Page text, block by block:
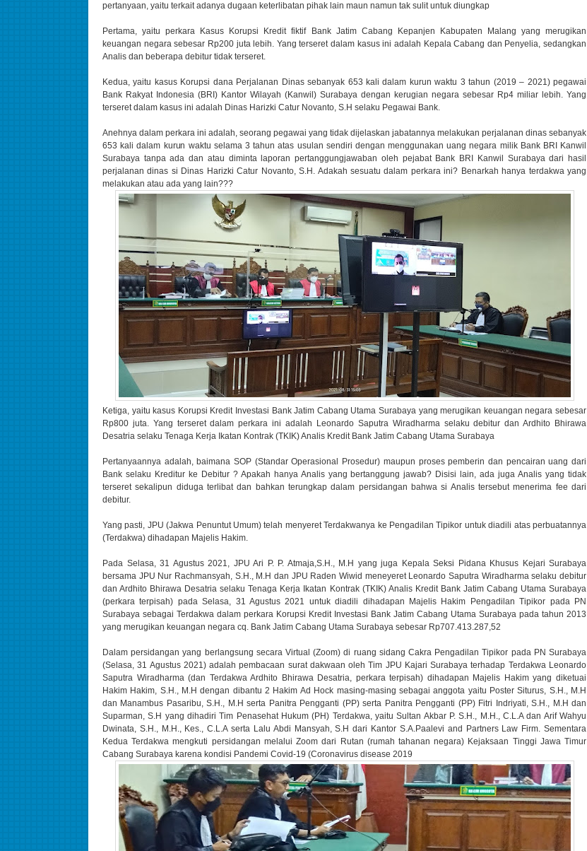
pertanyaan, yaitu terkait adanya dugaan keterlibatan pihak lain maun namun tak sulit untuk diungkap
Pertama, yaitu perkara Kasus Korupsi Kredit fiktif Bank Jatim Cabang Kepanjen Kabupaten Malang yang merugikan
keuangan negara sebesar Rp200 juta lebih. Yang terseret dalam kasus ini adalah Kepala Cabang dan Penyelia, sedangkan
Analis dan beberapa debitur tidak terseret.
Kedua, yaitu kasus Korupsi dana Perjalanan Dinas sebanyak 653 kali dalam kurun waktu 3 tahun (2019 – 2021) pegawai
Bank Rakyat Indonesia (BRI) Kantor Wilayah (Kanwil) Surabaya dengan kerugian negara sebesar Rp4 miliar lebih. Yang
terseret dalam kasus ini adalah Dinas Harizki Catur Novanto, S.H selaku Pegawai Bank.
Anehnya dalam perkara ini adalah, seorang pegawai yang tidak dijelaskan jabatannya melakukan perjalanan dinas sebanyak
653 kali dalam kurun waktu selama 3 tahun atas usulan sendiri dengan menggunakan uang negara milik Bank BRI Kanwil
Surabaya tanpa ada dan atau diminta laporan pertanggungjawaban oleh pejabat Bank BRI Kanwil Surabaya dari hasil
perjalanan dinas si Dinas Harizki Catur Novanto, S.H. Adakah sesuatu dalam perkara ini? Benarkah hanya terdakwa yang
melakukan atau ada yang lain???
Ketiga, yaitu kasus Korupsi Kredit Investasi Bank Jatim Cabang Utama Surabaya yang merugikan keuangan negara sebesar
Rp800 juta. Yang terseret dalam perkara ini adalah Leonardo Saputra Wiradharma selaku debitur dan Ardhito Bhirawa
Desatria selaku Tenaga Kerja Ikatan Kontrak (TKIK) Analis Kredit Bank Jatim Cabang Utama Surabaya
Pertanyaannya adalah, baimana SOP (Standar Operasional Prosedur) maupun proses pemberin dan pencairan uang dari
Bank selaku Kreditur ke Debitur ? Apakah hanya Analis yang bertanggung jawab? Disisi lain, ada juga Analis yang tidak
terseret sekalipun diduga terlibat dan bahkan terungkap dalam persidangan bahwa si Analis tersebut menerima fee dari
debitur.
Yang pasti, JPU (Jakwa Penuntut Umum) telah menyeret Terdakwanya ke Pengadilan Tipikor untuk diadili atas perbuatannya
(Terdakwa) dihadapan Majelis Hakim.
Pada Selasa, 31 Agustus 2021, JPU Ari P. P. Atmaja,S.H., M.H yang juga Kepala Seksi Pidana Khusus Kejari Surabaya
bersama JPU Nur Rachmansyah, S.H., M.H dan JPU Raden Wiwid meneyeret Leonardo Saputra Wiradharma selaku debitur
dan Ardhito Bhirawa Desatria selaku Tenaga Kerja Ikatan Kontrak (TKIK) Analis Kredit Bank Jatim Cabang Utama Surabaya
(perkara terpisah) pada Selasa, 31 Agustus 2021 untuk diadili dihadapan Majelis Hakim Pengadilan Tipikor pada PN
Surabaya sebagai Terdakwa dalam perkara Korupsi Kredit Investasi Bank Jatim Cabang Utama Surabaya pada tahun 2013
yang merugikan keuangan negara cq. Bank Jatim Cabang Utama Surabaya sebesar Rp707.413.287,52
Dalam persidangan yang berlangsung secara Virtual (Zoom) di ruang sidang Cakra Pengadilan Tipikor pada PN Surabaya
(Selasa, 31 Agustus 2021) adalah pembacaan surat dakwaan oleh Tim JPU Kajari Surabaya terhadap Terdakwa Leonardo
Saputra Wiradharma (dan Terdakwa Ardhito Bhirawa Desatria, perkara terpisah) dihadapan Majelis Hakim yang diketuai
Hakim Hakim, S.H., M.H dengan dibantu 2 Hakim Ad Hock masing-masing sebagai anggota yaitu Poster Siturus, S.H., M.H
dan Manambus Pasaribu, S.H., M.H serta Panitra Pengganti (PP) serta Panitra Pengganti (PP) Fitri Indriyati, S.H., M.H dan
Suparman, S.H yang dihadiri Tim Penasehat Hukum (PH) Terdakwa, yaitu Sultan Akbar P. S.H., M.H., C.L.A dan Arif Wahyu
Dwinata, S.H., M.H., Kes., C.L.A serta Lalu Abdi Mansyah, S.H dari Kantor S.A.Paalevi and Partners Law Firm. Sementara
Kedua Terdakwa mengkuti persidangan melalui Zoom dari Rutan (rumah tahanan negara) Kejaksaan Tinggi Jawa Timur
Cabang Surabaya karena kondisi Pandemi Covid-19 (Coronavirus disease 2019